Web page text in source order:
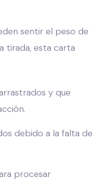
sentir el peso de
tirada, esta carta
y que
debido a la falta de
procesar